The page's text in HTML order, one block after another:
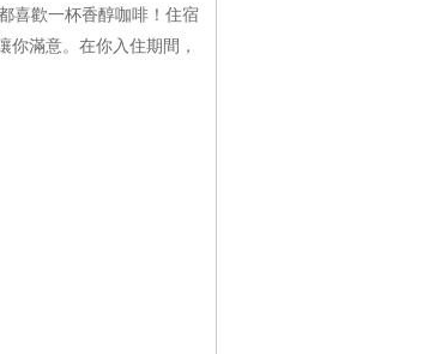
喜歡一杯香醇咖啡！住宿
滿意。在你入住期間，